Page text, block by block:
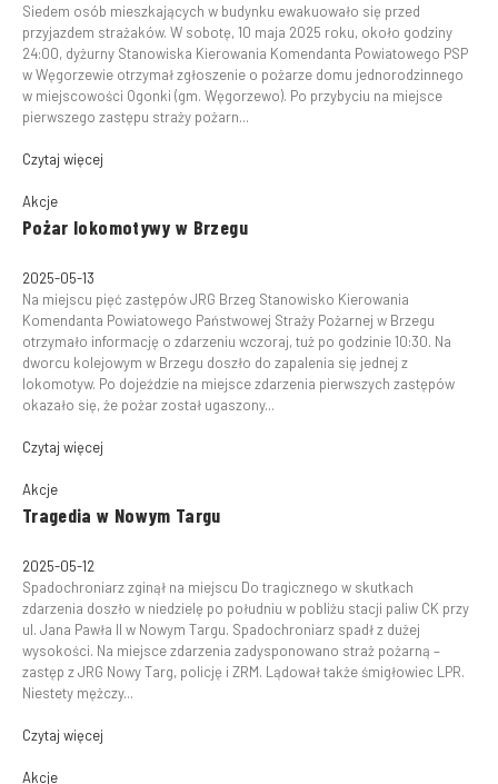
Siedem osób mieszkających w budynku ewakuowało się przed
przyjazdem strażaków. W sobotę, 10 maja 2025 roku, około godziny
24:00, dyżurny Stanowiska Kierowania Komendanta Powiatowego PSP
w Węgorzewie otrzymał zgłoszenie o pożarze domu jednorodzinnego
w miejscowości Ogonki (gm. Węgorzewo). Po przybyciu na miejsce
pierwszego zastępu straży pożarn...
Czytaj więcej
Akcje
Pożar lokomotywy w Brzegu
2025-05-13
Na miejscu pięć zastępów JRG Brzeg Stanowisko Kierowania
Komendanta Powiatowego Państwowej Straży Pożarnej w Brzegu
otrzymało informację o zdarzeniu wczoraj, tuż po godzinie 10:30. Na
dworcu kolejowym w Brzegu doszło do zapalenia się jednej z
lokomotyw. Po dojeździe na miejsce zdarzenia pierwszych zastępów
okazało się, że pożar został ugaszony...
Czytaj więcej
Akcje
Tragedia w Nowym Targu
2025-05-12
Spadochroniarz zginął na miejscu Do tragicznego w skutkach
zdarzenia doszło w niedzielę po południu w pobliżu stacji paliw CK przy
ul. Jana Pawła II w Nowym Targu. Spadochroniarz spadł z dużej
wysokości. Na miejsce zdarzenia zadysponowano straż pożarną –
zastęp z JRG Nowy Targ, policję i ZRM. Lądował także śmigłowiec LPR.
Niestety mężczy...
Czytaj więcej
Akcje